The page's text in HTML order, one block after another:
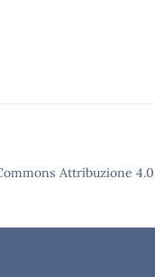
Attribuzione 4.0